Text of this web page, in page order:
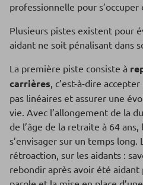
professionnelle pour s’occuper
Plusieurs pistes existent pour
aidant ne soit pénalisant dans
La première piste consiste à
carrières, c’est-à-dire
pas linéaires et assurer une
vie. Avec l’allongement de la
de l’âge de la retraite à 64
s’envisager sur un temps
rétroaction, sur les aidants :
rebondir après avoir été